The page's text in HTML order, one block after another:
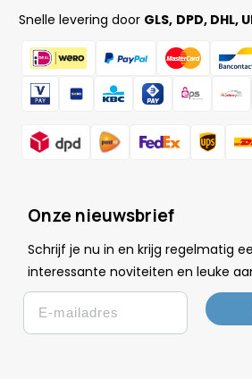
Snelle levering door GLS, DPD, DHL,
Onze nieuwsbrief
Schrijf je nu in en krijg regelmatig
interessante noviteiten en leuke
Email